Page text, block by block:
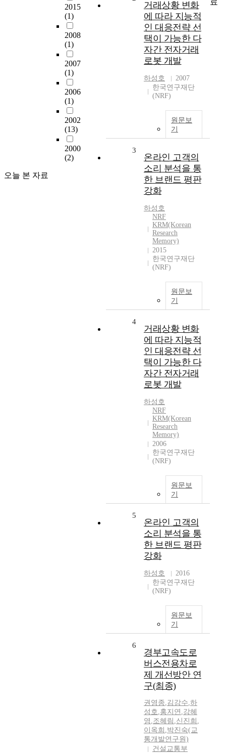
2015
(1)
2008
(1)
2007
(1)
2006
(1)
2002
(13)
2000
(2)
오늘 본 자료
거래상황 변화
에 따라 지능적
인 대응전략 선
택이 가능한 다
자간 전자거래
로봇 개발
하성호
2007
한국연구재단
(NRF)
원문보
기
3
온라인 고객의
소리 분석을 통
한 브랜드 평판
강화
하성호
NRF
KRM(Korean
Research
Memory)
2015
한국연구재단
(NRF)
원문보
기
4
거래상황 변화
에 따라 지능적
인 대응전략 선
택이 가능한 다
자간 전자거래
로봇 개발
하성호
NRF
KRM(Korean
Research
Memory)
2006
한국연구재단
(NRF)
원문보
기
5
온라인 고객의
소리 분석을 통
한 브랜드 평판
강화
하성호
2016
한국연구재단
(NRF)
원문보
기
6
경부고속도로
버스전용차로
제 개선방안 연
구(최종)
권영종,김강수,하
성호,홍지연 ,강혜
영 ,조혜림 ,신진희 ,
이옥희 ,박진숙(교
통개발연구원)
건설교통부
료